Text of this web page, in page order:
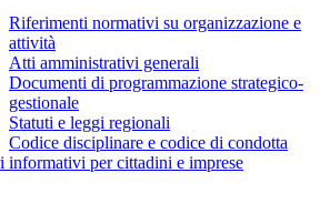
Riferimenti normativi su organizzazione e
attività
Atti amministrativi generali
Documenti di programmazione strategico-
gestionale
Statuti e leggi regionali
Codice disciplinare e codice di condotta
informativi per cittadini e imprese